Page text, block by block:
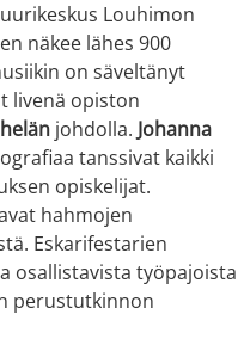
Louhimon
näkee lähes 900
on säveltänyt
livenä opiston
johdolla. Johanna
tanssivat kaikki
opiskelijat.
hahmojen
Eskarifestarien
osallistavista työpajoista
perustutkinnon